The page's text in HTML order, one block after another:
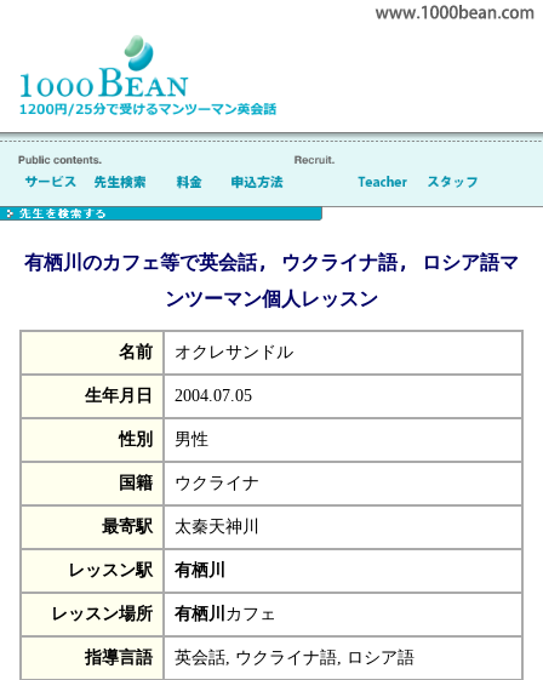
有栖川のカフェ等で英会話, ウクライナ語, ロシア語マ
ンツーマン個人レッスン
名前 オクレサンドル
生年月日 2004.07.05
性別 男性
国籍 ウクライナ
最寄駅 太秦天神川
レッスン駅 有栖川
レッスン場所 有栖川 カフェ
指導言語 英会話, ウクライナ語, ロシア語